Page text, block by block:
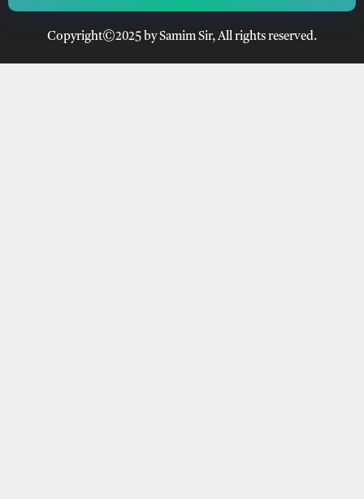
Copyright©2025 by Samim Sir, All rights reserved.